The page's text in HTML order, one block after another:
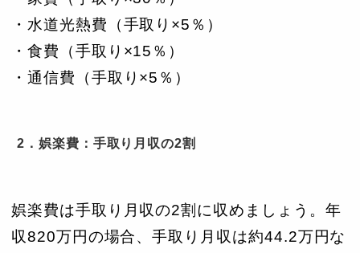
・水道光熱費（手取り×5％）
・食費（手取り×15％）
・通信費（手取り×5％）
2．娯楽費：手取り月収の2割
娯楽費は手取り月収の2割に収めましょう。年
収820万円の場合、手取り月収は約44.2万円な